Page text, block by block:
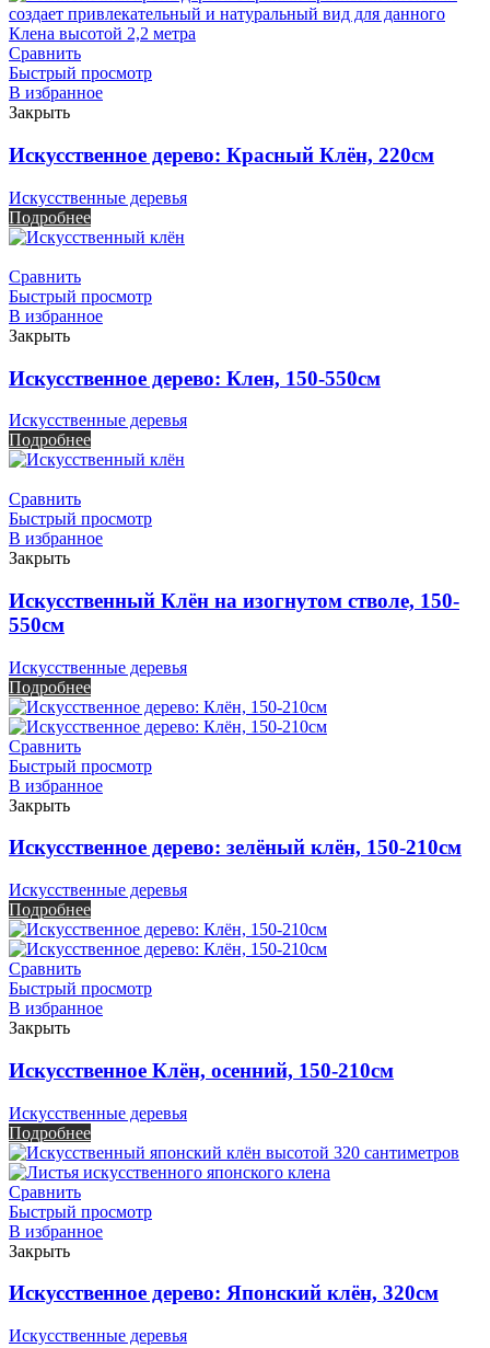
Сравнить
Быстрый просмотр
В избранное
Закрыть
Искусственное дерево: Красный Клён, 220см
Искусственные деревья
Подробнее
Сравнить
Быстрый просмотр
В избранное
Закрыть
Искусственное дерево: Клен, 150-550см
Искусственные деревья
Подробнее
Сравнить
Быстрый просмотр
В избранное
Закрыть
Искусственный Клён на изогнутом стволе, 150-
550см
Искусственные деревья
Подробнее
Сравнить
Быстрый просмотр
В избранное
Закрыть
Искусственное дерево: зелёный клён, 150-210см
Искусственные деревья
Подробнее
Сравнить
Быстрый просмотр
В избранное
Закрыть
Искусственное Клён, осенний, 150-210см
Искусственные деревья
Подробнее
Сравнить
Быстрый просмотр
В избранное
Закрыть
Искусственное дерево: Японский клён, 320см
Искусственные деревья